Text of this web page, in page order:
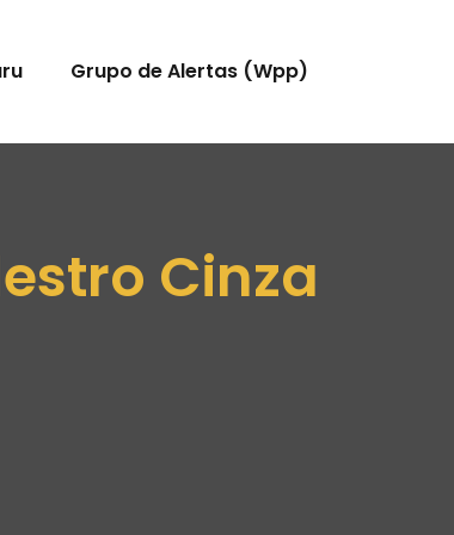
Grupo de Alertas (Wpp)
Cinza